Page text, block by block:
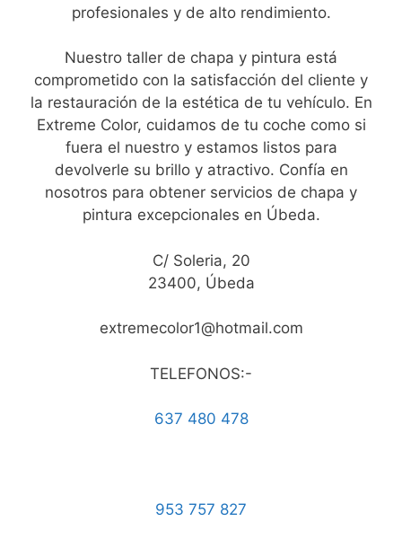
profesionales y de alto rendimiento.
Nuestro taller de chapa y pintura está
comprometido con la satisfacción del cliente y
la restauración de la estética de tu vehículo. En
Extreme Color, cuidamos de tu coche como si
fuera el nuestro y estamos listos para
devolverle su brillo y atractivo. Confía en
nosotros para obtener servicios de chapa y
pintura excepcionales en Úbeda.
C/ Soleria, 20
23400, Úbeda
extremecolor1@hotmail.com
TELEFONOS:-
637 480 478
953 757 827